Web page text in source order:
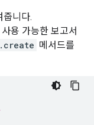
줍니다.
용 가능한 보고서
메서드를